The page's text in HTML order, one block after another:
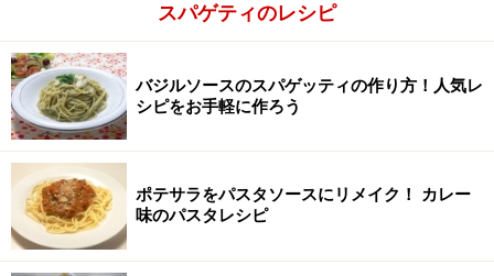
2
リングイネを茹でる。
スパゲティのレシピ
バジルソースのスパゲッティの作り方！人気レ
シピをお手軽に作ろう
ポテサラをパスタソースにリメイク！ カレー
味のパスタレシピ